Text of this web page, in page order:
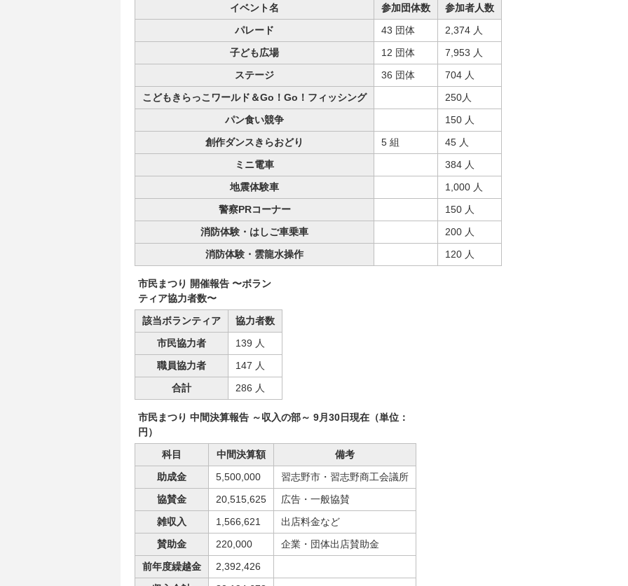
イベント名
参加団体数
参加者人数
パレード
43 団体
2,374 人
子ども広場
12 団体
7,953 人
ステージ
36 団体
704 人
こどもきらっこワールド＆Go！Go！フィッシング
250人
パン食い競争
150 人
創作ダンスきらおどり
5 組
45 人
ミニ電車
384 人
地震体験車
1,000 人
警察PRコーナー
150 人
消防体験・はしご車乗車
200 人
消防体験・雲龍水操作
120 人
市民まつり 開催報告 〜ボラン
ティア協力者数〜
該当ボランティア
協力者数
市民協力者
139 人
職員協力者
147 人
合計
286 人
市民まつり 中間決算報告 ～収入の部～ 9月30日現在（単位：
円）
科目
中間決算額
備考
助成金
5,500,000
習志野市・習志野商工会議所
協賛金
20,515,625
広告・一般協賛
雑収入
1,566,621
出店料金など
賛助金
220,000
企業・団体出店賛助金
前年度繰越金
2,392,426